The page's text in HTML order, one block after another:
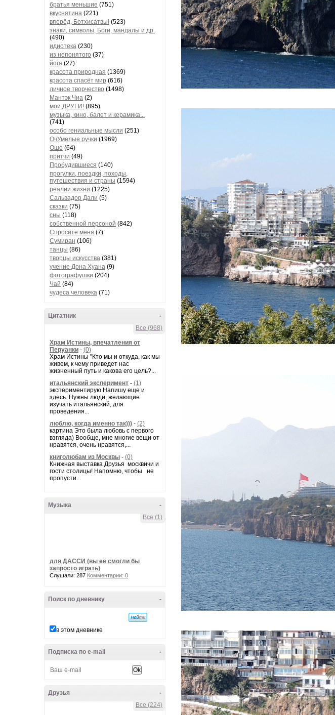
братья меньшие (751)
вкуснятина (221)
вперёд, Ботхисатвы! (523)
знаки, символы, Боги, мандалы и др.
(490)
идиотека (230)
из непонятого (37)
йога (27)
красота природная (1369)
красота спасёт мир (616)
личное творчество (1498)
Мантэк Чиа (2)
мои ДРУГИ! (895)
музыка, кино, балет и керамика...
(741)
особо гениальные мысли (251)
ОчУмелые ручки (1969)
Ошо (64)
притчи (49)
Пробудившиеся (140)
прогулки, поездки, походы,
путешествия и страны (1594)
реалии жизни (1225)
Сальвадор Дали (5)
сказки (75)
сны (118)
собственной персоной (842)
Спросите меня (7)
Сумиран (106)
танцы (86)
творцы искусства (381)
учение Дона Хуана (9)
фотографушки (204)
Чай (84)
чудеса человека (71)
-
Цитатник
Все (968)
Храм Истины, впечатления от
Перуанки - (0)
Храм Истины "Кто мы и откуда, как мы
живем, к чему приведет нас
жизненный путь и какова его цель?...
итальянский эксперимент - (1)
экспериментирую Напишу еще и
здесь. Нужны люди, желающие
изучать итальянский, для
проведения...
люблю, когда именно так))) - (2)
картина Это была любовь с первого
взгляда) Вообще, мне многие вещи от
нравятся, очень нравятся,...
книголюбам из Москвы - (0)
Книжная выставка Друзья москвичи и
гости столицы! Напомню, чтобы не
пропусти...
-
Музыка
Все (1)
для ДАССИ (вы её смогли бы
запросто играть)
Слушали: 287 Комментарии: 0
-
Поиск по дневнику
в этом дневнике
-
Подписка по e-mail
-
Друзья
Все (224)